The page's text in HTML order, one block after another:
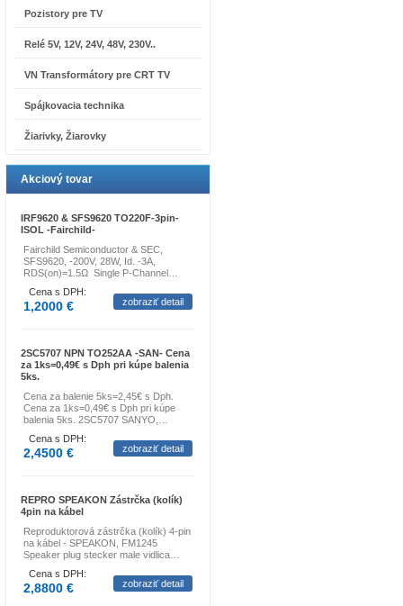
Pozistory pre TV
Relé 5V, 12V, 24V, 48V, 230V..
VN Transformátory pre CRT TV
Spájkovacia technika
Žiarivky, Žiarovky
Akciový tovar
IRF9620 & SFS9620 TO220F-3pin-
ISOL -Fairchild-
Fairchild Semiconductor & SEC,
SFS9620, -200V, 28W, Id. -3A,
RDS(on)=1.5Ω Single P-Channel…
Cena s DPH:
1,2000 € zobraziť detail
2SC5707 NPN TO252AA -SAN- Cena
za 1ks=0,49€ s Dph pri kúpe balenia
5ks.
Cena za balenie 5ks=2,45€ s Dph.
Cena za 1ks=0,49€ s Dph pri kúpe
balenia 5ks. 2SC5707 SANYO,…
Cena s DPH:
2,4500 € zobraziť detail
REPRO SPEAKON Zástrčka (kolík)
4pin na kábel
Reproduktorová zástrčka (kolík) 4-pin
na kábel - SPEAKON, FM1245
Speaker plug stecker male vidlica…
Cena s DPH:
2,8800 € zobraziť detail